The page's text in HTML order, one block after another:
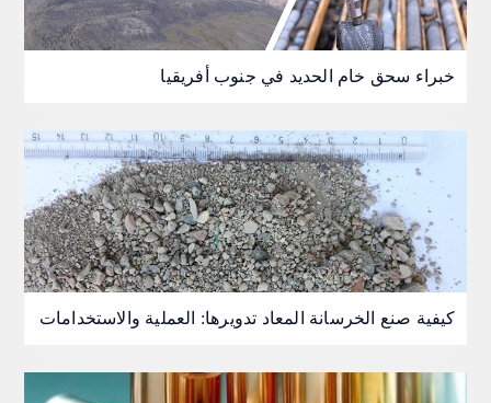
خبراء سحق خام الحديد في جنوب أفريقيا
كيفية صنع الخرسانة المعاد تدويرها: العملية والاستخدامات